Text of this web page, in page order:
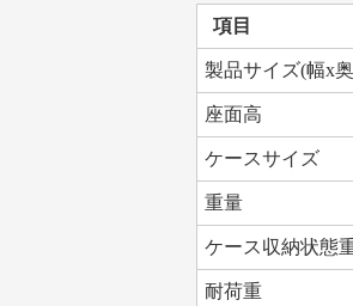
項目
製品サイズ(幅x
座面高
ケースサイズ
重量
ケース収納状態
耐荷重